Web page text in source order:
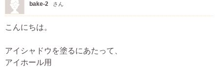
bake-2 さん
こんにちは。
アイシャドウを塗るにあたって、
アイホール用